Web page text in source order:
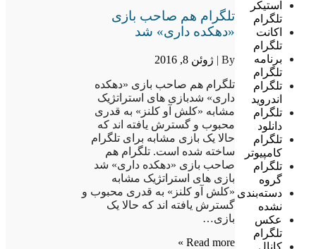
استیکر
تلگرام
اکانت
تلگرام
برنامه
تلگرام
تلگرام
اندروید
تلگرام
دانلود
تلگرام
کامپیوتر
تلگرام
گروه
دسته‌بندی
نشده
عکس
تلگرام
تلگرام هم صاحب بازی
«دهکده داری» شد
By | ژوئن 8, 2016
تلگرام هم صاحب بازی «دهکده
داری» شدبازی های استراتژیک
مشابه «کلش آو کلنز» به قدری
محبوب و گسترش یافته اند که
حالا یک بازی مشابه برای تلگرام
ساخته شده است. تلگرام هم
صاحب بازی «دهکده داری» شد
بازی های استراتژیک مشابه
«کلش آو کلنز» به قدری محبوب و
گسترش یافته اند که حالا یک
بازی…
Read more »